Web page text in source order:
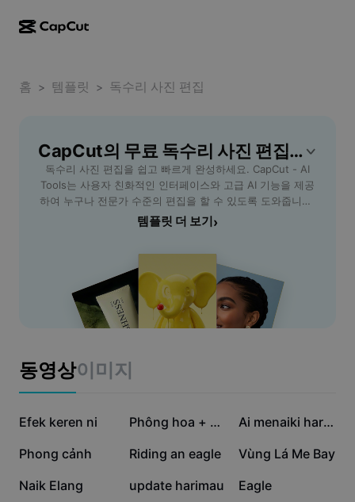
CapCut 데스크톱
CapCut Pad
CapCut 모바일
동영상 스튜디오
AI 동영상 생성기
AI 이미지 생성기
Dreamina Seedance 2.5
Nano Banana Pro
캡션 템플릿
동영상 에디터 및 생성기
이미지 에디터 및 생성기
음성 생성기 및 에디터
사용 사례
마케팅
소셜 미디어 템플릿
더 보기
효과 템플릿
산업 템플릿
요약 템플릿
이니셔티브
제휴 사용자
크리에이티브 파트너 프로그램
CapCut 크리에이티브 캠퍼스
보안 센터
고객 지원 센터
홈 > 템플릿 > 독수리 사진 편집
CapCut의 무료 독수리 사진 편집 템플릿
독수리 사진 편집을 쉽고 빠르게 완성하세요. CapCut - AI
Tools는 사용자 친화적인 인터페이스와 고급 AI 기능을 제공
하여 누구나 전문가 수준의 편집을 할 수 있도록 도와줍니다.
색감 보정, 배경 수정, 디테일 향상 등 주요 기능을 통해 독수
웹 기반이어서 별도의 설치 없이 손쉽게 편집이 가능하며, 다
양한 포맷으로 저장 및 공유 기능도 지원합니다. 독수리 사진
편집이 필요한 모든 사용자를 위한 최고의 선택, 지금
CapCut에서 경험해보세요.
템플릿 더 보기 ›
동영상이미지
96.8만
Efek keren ni 41.6만 Phông hoa + cảnh đẹp 17.9만 Ai menaiki harimau
17.3만
Phong cảnh 6.7만
Riding an eagle 5.9만
Vùng Lá Me Bay
3.8만
Naik Elang 2.6만
update harimau 1.4만
Eagle